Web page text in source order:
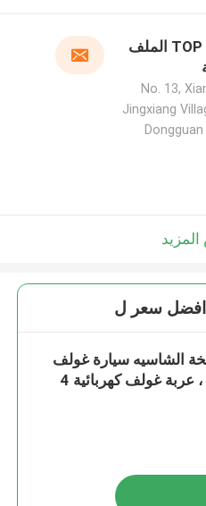
TOP GOLF CO.,LTD الملف
No. 13,
Jingxiang
سعر ل
الشاسيه سيارة غولف
كهربائية ، عربة غولف كهربائية 4